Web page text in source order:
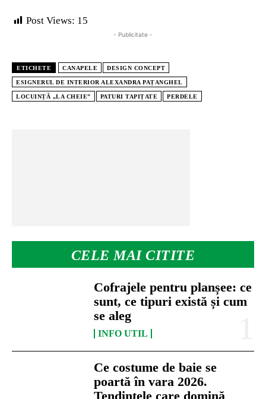
CELE MAI CITITE
Cofrajele pentru planșee: ce
sunt, ce tipuri există și cum
se aleg
INFO UTIL
Ce costume de baie se
poartă în vara 2026.
Tendințele care domină
Post Views: 15
- Publicitate -
ETICHETE CANAPELE DESIGN CONCEPT
ESIGNERUL DE INTERIOR ALEXANDRA PAȚANGHEL
LOCUINȚĂ „LA CHEIE” PATURI TAPIȚATE PERDELE